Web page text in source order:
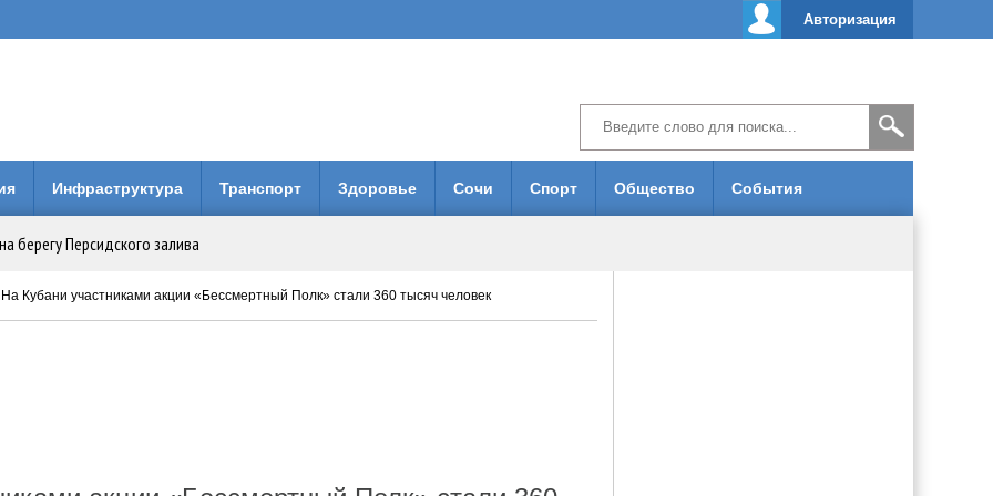
Авторизация
Инфраструктура Транспорт Здоровье Сочи Спорт Общество События
берегу Персидского залива
городская больница получила 3 млн рублей на новое оборудование
вместо него?
Кубани участниками акции «Бессмертный Полк» стали 360 тысяч человек